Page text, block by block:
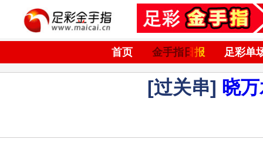
首页 金手指日报 足彩单
[过关串] 晓